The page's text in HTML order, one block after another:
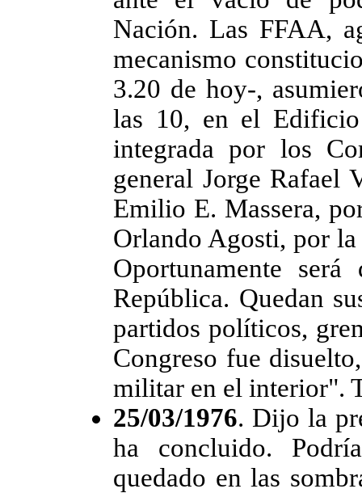
Nación. Las FFAA,
mecanismo
3.20 de hoy-,
las 10, en el
integrada por los
general Jorge Rafael
Emilio E. Massera,
Orlando Agosti, por
Oportunamente
República. Quedan
partidos políticos,
Congreso fue
militar en el interior".
25/03/1976. Dijo la
ha concluido.
quedado en las